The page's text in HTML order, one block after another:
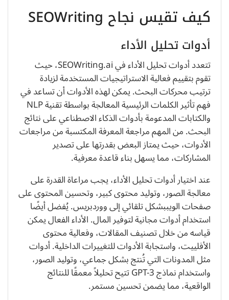
كيف تقيس نجاح SEOWriting
أدوات تحليل الأداء
تتعدد أدوات تحليل الأداء في SEOWriting.ai، حيث
تقوم بتقييم فعالية الاستراتيجيات المستخدمة لزيادة
ترتيب محركات البحث. يمكن لهذه الأدوات أن تساعد في
فهم تأثير الكلمات الرئيسية المعالجة بواسطة تقنية NLP
والكتابات المدعومة بأدوات الذكاء الاصطناعي على نتائج
البحث. من المهم مراجعة المعرفة المكتسبة من مراجعات
الأدوات، حيث يمتاز البعض بقدرتها على تصدير
المشاركات، مما يسهل بناء قاعدة معرفية.
عند اختيار أدوات تحليل الأداء، يجب مراعاة القدرة على
معالجة الصور، وتوليد محتوى كبير، وتحسين المحتوى على
صفحات الويببشكل تلقائي إلى ووردبريس. يُفضل أيضًا
استخدام أدوات مجانية لتوفير المال. الأداء الفعال يمكن
قياسه من خلال تصنيف المقالات، وفعالية محتوى
الأفلييت، واستجابة الأدوات للتغييرات الداخلية. أدوات
مثل المدونات التي تُنتج بشكل جماعي، وتوليد الصور،
واستخدام نماذج GPT-3 تتيح تحليلاً معمقًا للنتائج
الواقعية، مما يضمن تحسين مستمر.